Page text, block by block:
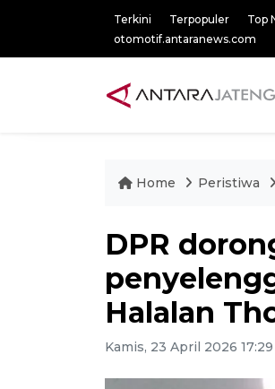
Terkini Terpopuler Top
otomotif.antaranews.com
Home Peristiwa
DPR
Halalan
Kamis, 23 April 2026